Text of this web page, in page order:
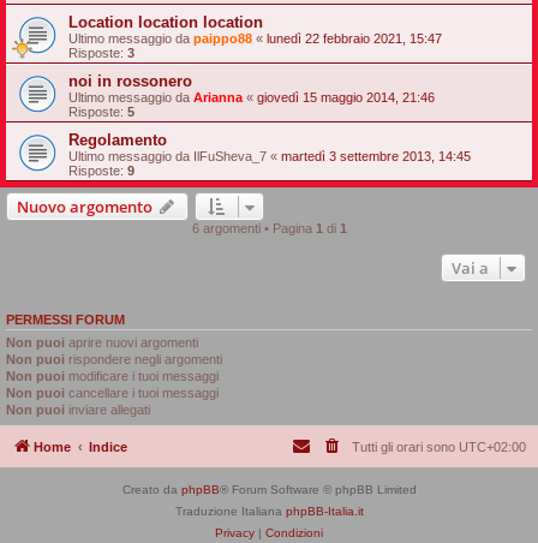
Location location location
Ultimo messaggio da paippo88 « lunedì 22 febbraio 2021, 15:47
Risposte: 3
noi in rossonero
Ultimo messaggio da Arianna « giovedì 15 maggio 2014, 21:46
Risposte: 5
Regolamento
Ultimo messaggio da IlFuSheva_7 « martedì 3 settembre 2013, 14:45
Risposte: 9
Nuovo argomento
6 argomenti • Pagina 1 di 1
Vai a
PERMESSI FORUM
Non puoi aprire nuovi argomenti
Non puoi rispondere negli argomenti
Non puoi modificare i tuoi messaggi
Non puoi cancellare i tuoi messaggi
Non puoi inviare allegati
Home Indice Tutti gli orari sono UTC+02:00
Creato da phpBB® Forum Software © phpBB Limited
Traduzione Italiana phpBB-Italia.it
Privacy | Condizioni